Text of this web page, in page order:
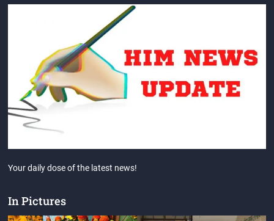
Your daily dose of the latest news!
In Pictures